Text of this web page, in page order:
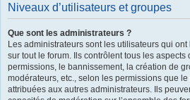
Niveaux d’utilisateurs et groupes
Que sont les administrateurs ?
Les administrateurs sont les utilisateurs qui
sur tout le forum. Ils contrôlent tous les aspects
permissions, le bannissement, la création de
modérateurs, etc., selon les permissions que
attribuées aux autres administrateurs. Ils